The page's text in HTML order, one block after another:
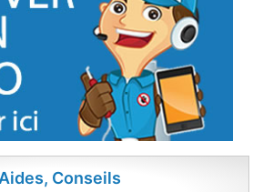
Aides, Conseils